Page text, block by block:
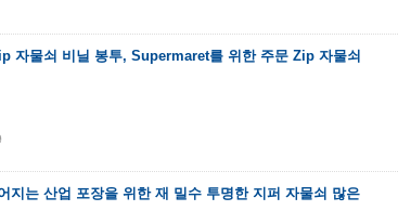
자물쇠 비닐 봉투, Supermaret를 위한 주문 Zip 자물쇠
지는 산업 포장을 위한 재 밀수 투명한 지퍼 자물쇠 많은